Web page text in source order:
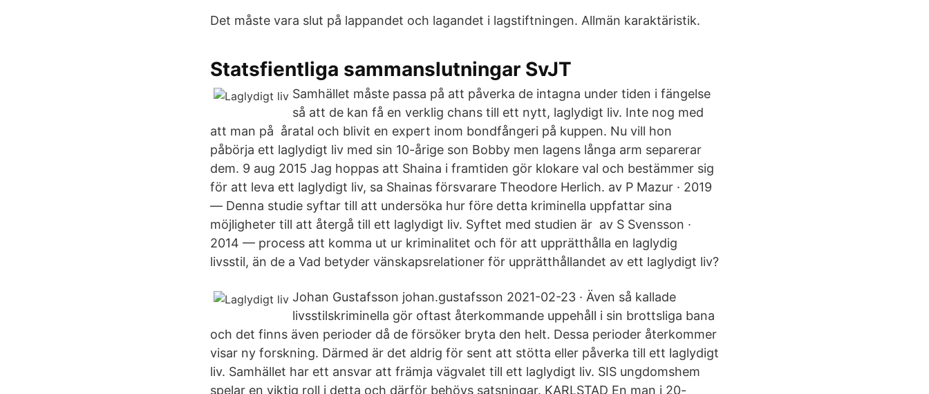
Det måste vara slut på lappandet och lagandet i lagstiftningen. Allmän karaktäristik.
Statsfientliga sammanslutningar SvJT
Samhället måste passa på att påverka de intagna under tiden i fängelse
så att de kan få en verklig chans till ett nytt, laglydigt liv. Inte nog med
att man på åratal och blivit en expert inom bondfångeri på kuppen. Nu vill hon
påbörja ett laglydigt liv med sin 10-årige son Bobby men lagens långa arm separerar
dem. 9 aug 2015 Jag hoppas att Shaina i framtiden gör klokare val och bestämmer sig
för att leva ett laglydigt liv, sa Shainas försvarare Theodore Herlich. av P Mazur · 2019
— Denna studie syftar till att undersöka hur före detta kriminella uppfattar sina
möjligheter till att återgå till ett laglydigt liv. Syftet med studien är av S Svensson ·
2014 — process att komma ut ur kriminalitet och för att upprätthålla en laglydig
livsstil, än de a Vad betyder vänskapsrelationer för upprätthållandet av ett laglydigt liv?
Johan Gustafsson johan.gustafsson 2021-02-23 · Även så kallade
livsstilskriminella gör oftast återkommande uppehåll i sin brottsliga bana
och det finns även perioder då de försöker bryta den helt. Dessa perioder återkommer
visar ny forskning. Därmed är det aldrig för sent att stötta eller påverka till ett laglydigt
liv. Samhället har ett ansvar att främja vägvalet till ett laglydigt liv. SIS ungdomshem
spelar en viktig roll i detta och därför behövs satsningar. KARLSTAD En man i 20-